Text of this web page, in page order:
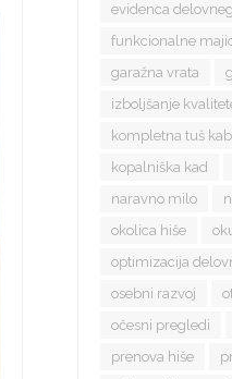
evidenca
funkcionalne
garažna vrata
izboljšanje
kompletna tuš
kopalniška kad
naravno milo
okolica hiše
optimizacija
osebni razvoj
očesni pregledi
prenova hiše